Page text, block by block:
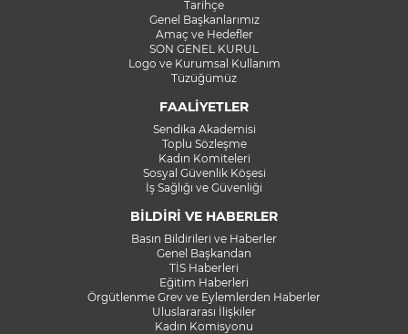
Tarihçe
Genel Başkanlarımız
Amaç ve Hedefler
SON GENEL KURUL
Logo ve Kurumsal Kullanım
Tüzüğümüz
FAALİYETLER
Sendika Akademisi
Toplu Sözleşme
Kadın Komiteleri
Sosyal Güvenlik Köşesi
İş Sağlığı ve Güvenliği
BİLDİRİ VE HABERLER
Basın Bildirileri ve Haberler
Genel Başkandan
TİS Haberleri
Eğitim Haberleri
Örgütlenme Grev ve Eylemlerden Haberler
Uluslararası İlişkiler
Kadın Komisyonu